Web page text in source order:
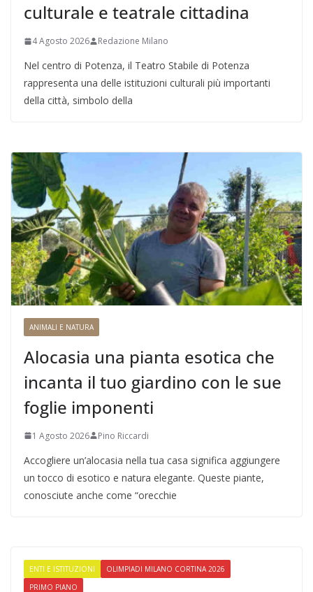
culturale e teatrale cittadina
4 Agosto 2026 Redazione Milano
Nel centro di Potenza, il Teatro Stabile di Potenza
rappresenta una delle istituzioni culturali più importanti
della città, simbolo della
ANIMALI E NATURA
Alocasia una pianta esotica che
incanta il tuo giardino con le sue
foglie imponenti
1 Agosto 2026 Pino Riccardi
Accogliere un’alocasia nella tua casa significa aggiungere
un tocco di esotico e natura elegante. Queste piante,
conosciute anche come “orecchie
ENTI E ISTITUZIONI
OLIMPIADI MILANO CORTINA 2026
PRIMO PIANO